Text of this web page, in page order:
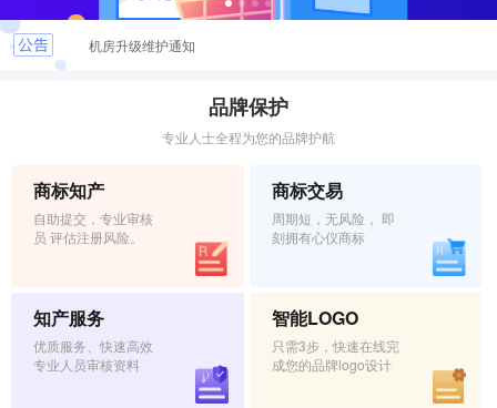
机房升级维护通知
关于公司网站升级维护的通知
关于谨防以邮寄纸质“商标公告”方式 骗取到付邮费的提示
关于依法驳回“火神山”等63件与疫情相关具有不良 影响商标的公告
商标局严厉打击与疫情相关的恶意商标注册申请行为
品牌保护
专业人士全程为您的品牌护航
商标知产
自助提交，专业审核
员 评估注册风险。
商标交易
周期短，无风险， 即
刻拥有心仪商标
知产服务
优质服务、快速高效
专业人员审核资料
智能LOGO
只需3步，快速在线完
成您的品牌logo设计